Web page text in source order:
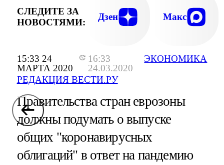
15:33 24
МАРТА 2020
16:33
24.03.2020
РЕДАКЦИЯ ВЕСТИ.РУ
ЭКОНОМИКА
СЛЕДИТЕ ЗА
НОВОСТЯМИ:
Дзен Макс
Правительства стран еврозоны
должны подумать о выпуске
общих "коронавирусных
облигаций" в ответ на пандемию